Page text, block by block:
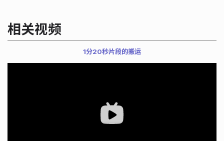
相关视频
1分20秒片段的搬运